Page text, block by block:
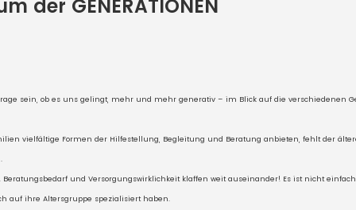
der GENERATIONEN
sein, ob es uns gelingt, mehr und mehr generativ – im Blick auf die verschiedenen
vielfältige Formen der Hilfestellung, Begleitung und Beratung anbieten, fehlt der
und Versorgungswirklichkeit klaffen weit auseinander! Es ist nicht
auf ihre Altersgruppe spezialisiert haben.